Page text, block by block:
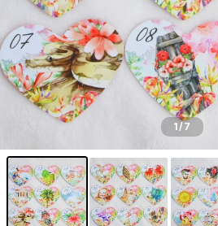
1/7